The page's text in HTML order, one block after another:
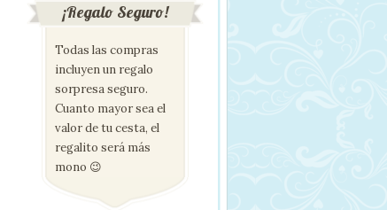
¡Regalo Seguro!
Todas las compras
incluyen un regalo
sorpresa seguro.
Cuanto mayor sea el
valor de tu cesta, el
regalito será más
mono 😉